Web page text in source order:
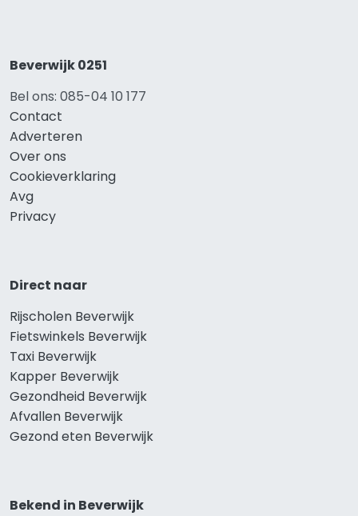
Beverwijk 0251
Bel ons: 085-04 10 177
Contact
Adverteren
Over ons
Cookieverklaring
Avg
Privacy
Direct naar
Rijscholen Beverwijk
Fietswinkels Beverwijk
Taxi Beverwijk
Kapper Beverwijk
Gezondheid Beverwijk
Afvallen Beverwijk
Gezond eten Beverwijk
Bekend in Beverwijk